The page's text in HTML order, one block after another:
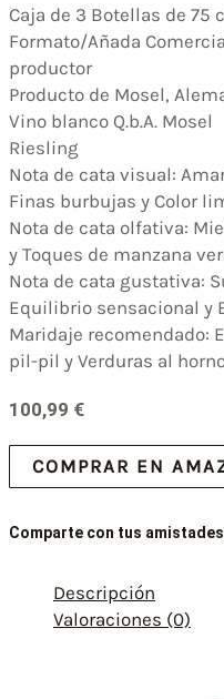
Caja de 3 Botellas de 75
Formato/Añada
productor
Producto de Mosel,
Vino blanco Q.b.A. Mosel
Riesling
Nota de cata visual:
Finas burbujas y Color
Nota de cata olfativa:
y Toques de manzana
Nota de cata gustativa:
Equilibrio sensacional y
Maridaje recomendado:
pil-pil y Verduras al
100,99 €
COMPRAR EN
Comparte con tus
Descripción
Valoraciones (0)